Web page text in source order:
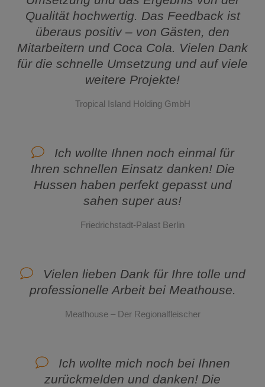
Qualität hochwertig. Das Feedback ist
überaus positiv – von Gästen, den
Mitarbeitern und Coca Cola. Vielen Dank
für die schnelle Umsetzung und auf viele
weitere Projekte!
Tropical Island Holding GmbH
Ich wollte Ihnen noch einmal für
Ihren schnellen Einsatz danken! Die
Hussen haben perfekt gepasst und
sahen super aus!
Friedrichstadt-Palast Berlin
Vielen lieben Dank für Ihre tolle und
professionelle Arbeit bei Meathouse.
Meathouse – Der Regionalfleischer
Ich wollte mich noch bei Ihnen
zurückmelden und danken! Die